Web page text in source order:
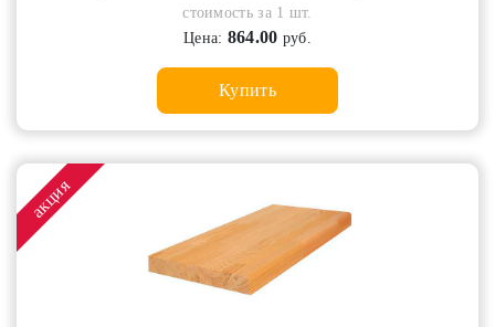
стоимость за 1 шт.
Цена: 864.00 руб.
Купить
акция